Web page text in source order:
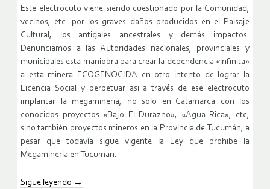
Este electrocuto viene siendo cuestionado por la Comunidad,
vecinos, etc. por los graves daños producidos en el Paisaje
Cultural, los antigales ancestrales y demás impactos.
Denunciamos a las Autoridades nacionales, provinciales y
municipales esta maniobra para crear la dependencia «infinita»
a esta minera ECOGENOCIDA en otro intento de lograr la
Licencia Social y perpetuar asi a través de ese electrocuto
implantar la megamineria, no solo en Catamarca con los
conocidos proyectos «Bajo El Durazno», «Agua Rica», etc,
sino también proyectos mineros en la Provincia de Tucumán, a
pesar que todavía sigue vigente la Ley que prohibe la
Megamineria en Tucuman.
Sigue leyendo →